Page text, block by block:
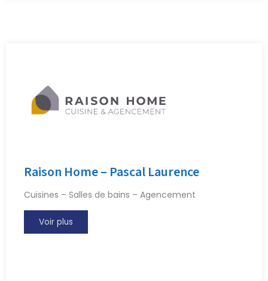
Raison Home – Pascal Laurence
Cuisines – Salles de bains – Agencement
Voir plus